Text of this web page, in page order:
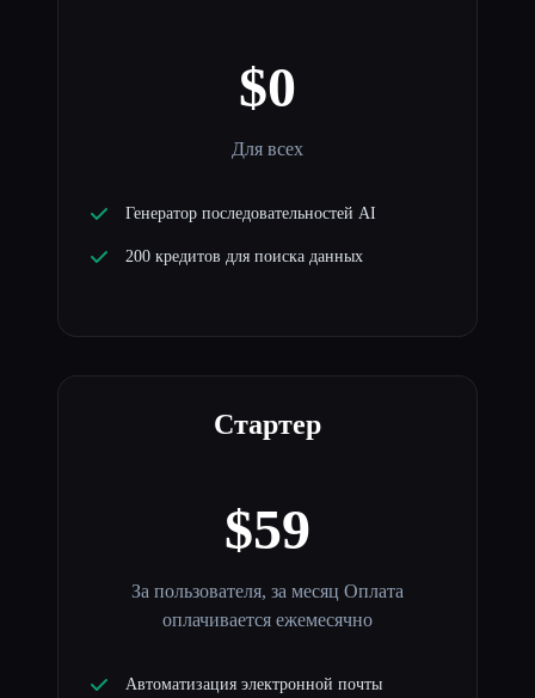
$0
Для всех
Генератор последовательностей AI
200 кредитов для поиска данных
Стартер
$59
За пользователя, за месяц Оплата
оплачивается ежемесячно
Автоматизация электронной почты